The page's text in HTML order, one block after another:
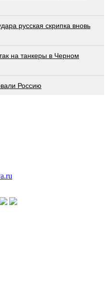
русская скрипка вновь
на танкеры в Черном
Россию